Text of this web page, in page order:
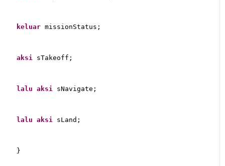
keluar missionStatus;
aksi sTakeoff;
lalu aksi sNavigate;
lalu aksi sLand;
}